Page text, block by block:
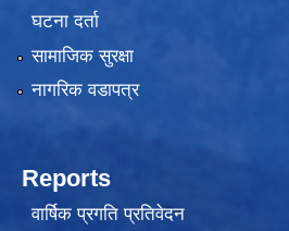
घटना दर्ता
सामाजिक सुरक्षा
नागरिक वडापत्र
Reports
वार्षिक प्रगति प्रतिवेदन